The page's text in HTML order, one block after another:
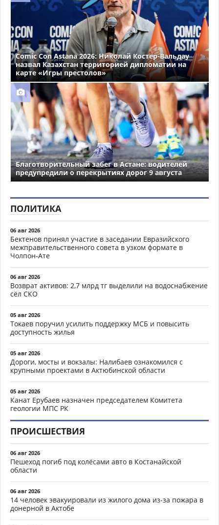
Comic Con Astana 2026: Николай Костер-Вальдау
назвал Казахстан территорией дипломатии на
карте «Игры престолов»
Благотворительный забег в Астане: водителей
предупредили о перекрытиях дорог 9 августа
ПОЛИТИКА
06 авг 2026
Бектенов принял участие в заседании Евразийского
межправительственного совета в узком формате в
Чолпон-Ате
06 авг 2026
Возврат активов: 2,7 млрд тг выделили на водоснабжение
сёл СКО
05 авг 2026
Токаев поручил усилить поддержку МСБ и повысить
доступность жилья
05 авг 2026
Дороги, мосты и вокзалы: Налибаев ознакомился с
крупными проектами в Актюбинской области
05 авг 2026
Канат Ерубаев назначен председателем Комитета
геологии МПС РК
ПРОИСШЕСТВИЯ
06 авг 2026
Пешеход погиб под колёсами авто в Костанайской
области
06 авг 2026
14 человек эвакуировали из жилого дома из-за пожара в
донерной в Актобе